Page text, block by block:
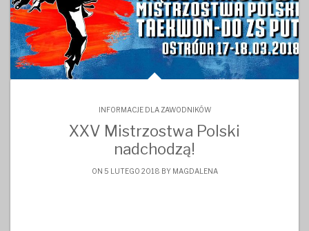
INFORMACJE DLA ZAWODNIKÓW
XXV Mistrzostwa Polski
nadchodzą!
ON 5 LUTEGO 2018 BY MAGDALENA